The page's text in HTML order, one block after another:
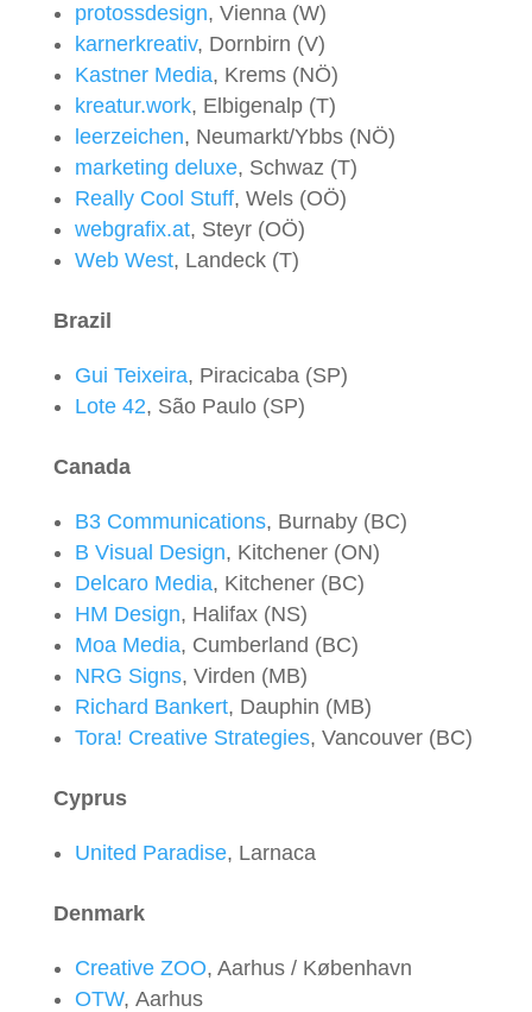
protossdesign, Vienna (W)
karnerkreativ, Dornbirn (V)
Kastner Media, Krems (NÖ)
kreatur.work, Elbigenalp (T)
leerzeichen, Neumarkt/Ybbs (NÖ)
marketing deluxe, Schwaz (T)
Really Cool Stuff, Wels (OÖ)
webgrafix.at, Steyr (OÖ)
Web West, Landeck (T)
Brazil
Gui Teixeira, Piracicaba (SP)
Lote 42, São Paulo (SP)
Canada
B3 Communications, Burnaby (BC)
B Visual Design, Kitchener (ON)
Delcaro Media, Kitchener (BC)
HM Design, Halifax (NS)
Moa Media, Cumberland (BC)
NRG Signs, Virden (MB)
Richard Bankert, Dauphin (MB)
Tora! Creative Strategies, Vancouver (BC)
Cyprus
United Paradise, Larnaca
Denmark
Creative ZOO, Aarhus / København
OTW, Aarhus